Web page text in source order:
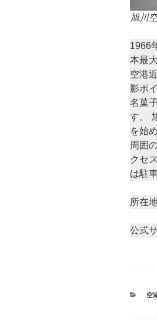
旭川
1966
本最
空港
影ポ
名菓
す。
を始
周囲
クセ
は駐
所在
公式
カ
空